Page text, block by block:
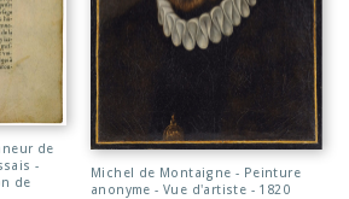
de
-
de
Michel de Montaigne - Peinture
anonyme - Vue d'artiste - 1820